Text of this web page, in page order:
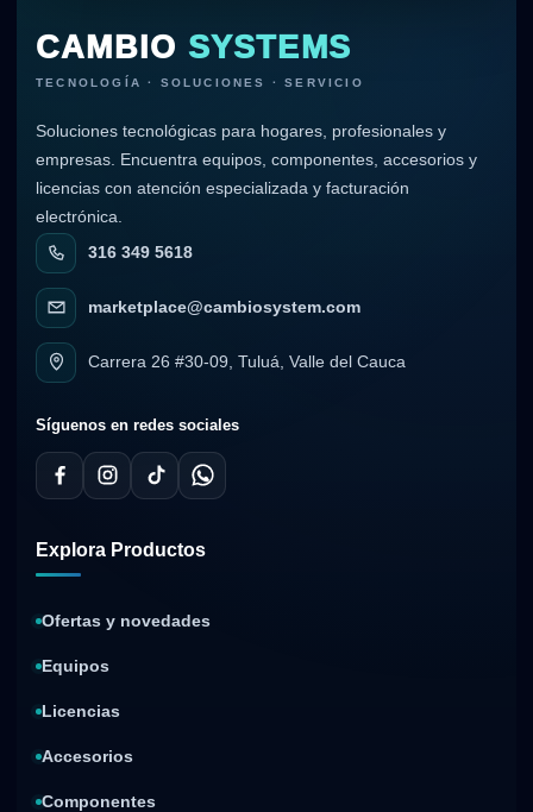
CAMBIO SYSTEMS
TECNOLOGÍA · SOLUCIONES · SERVICIO
Soluciones tecnológicas para hogares, profesionales y
empresas. Encuentra equipos, componentes, accesorios y
licencias con atención especializada y facturación
electrónica.
316 349 5618
marketplace@cambiosystem.com
Carrera 26 #30-09, Tuluá, Valle del Cauca
Síguenos en redes sociales
Explora Productos
Ofertas y novedades
Equipos
Licencias
Accesorios
Componentes